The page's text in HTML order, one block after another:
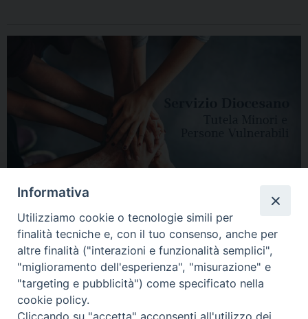
HOME DIOCESI VESCOVO CURIA VESCOVILE NEWS
Informativa
Utilizziamo cookie o tecnologie simili per
finalità tecniche e, con il tuo consenso, anche per
altre finalità ("interazioni e funzionalità semplici",
"miglioramento dell'esperienza", "misurazione" e
"targeting e pubblicità") come specificato nella
cookie policy.